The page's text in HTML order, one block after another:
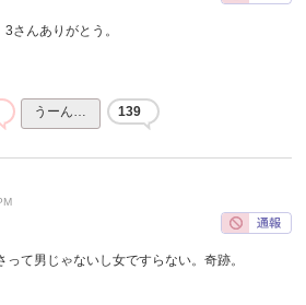
さんありがとう。
うーん… 139
て男じゃないし女ですらない。奇跡。